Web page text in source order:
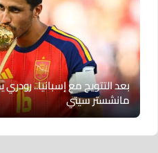
بعد التتويج مع إسبانيا.. رودري
مانشستر سيتي